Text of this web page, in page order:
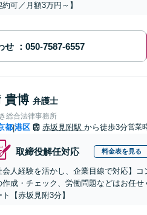
約可／月額3万円～】
せ
貴博 弁護士
総合法律事務所
都|港区 赤坂見附駅 から徒歩3分営業
取締役解任対応 料金表を見る
会人経験を活かし、企業目線で対応】
作成・チェック、労働問題などはお任
【赤坂見附3分】